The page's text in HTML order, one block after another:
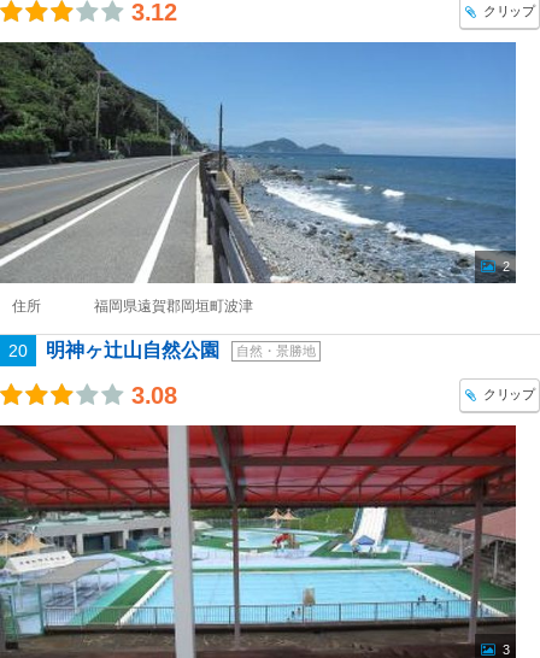
3.12 クリップ
2
住所 福岡県遠賀郡岡垣町波津
20 明神ヶ辻山自然公園 自然・景勝地
3.08 クリップ
3